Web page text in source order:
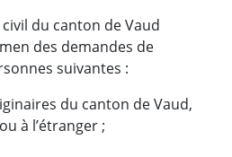
du canton de Vaud
des demandes de
suivantes :
du canton de Vaud,
à l’étranger ;